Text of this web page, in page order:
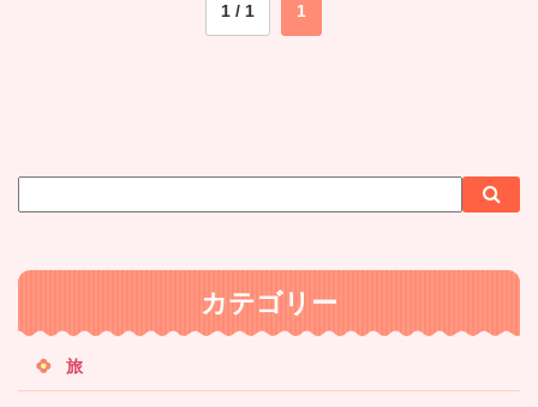
1 / 1 1
イ
内
索
索
カテゴリー
旅